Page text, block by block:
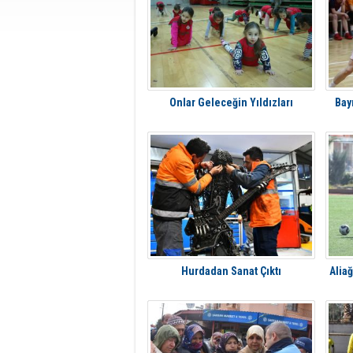
Onlar Geleceğin Yıldızları
Hurdadan Sanat Çıktı